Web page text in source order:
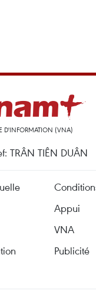
D'INFORMATION (VNA)
TRÂN TIÊN DUÂN
Appui
VNA
Publicité